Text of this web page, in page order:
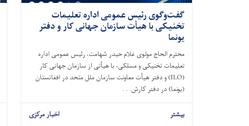
گفت‌وگوی رئیس عمومی اداره تعلیمات
تخنیکی با هیأت سازمان جهانی کار و دفتر
یونما
محترم الحاج مولوی غلام حیدر شهامت، رئیس عمومی اداره
تعلیمات تخنیکی و مسلکی، با هیأتی از سازمان جهانی کار
(ILO) و دفتر هیأت معاونت سازمان ملل متحد در افغانستان
(یونما) در دفتر کارش. . .
بیشتر اخبار مرکزی